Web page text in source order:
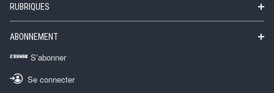
RUBRIQUES
ABONNEMENT
S’abonner
Se connecter